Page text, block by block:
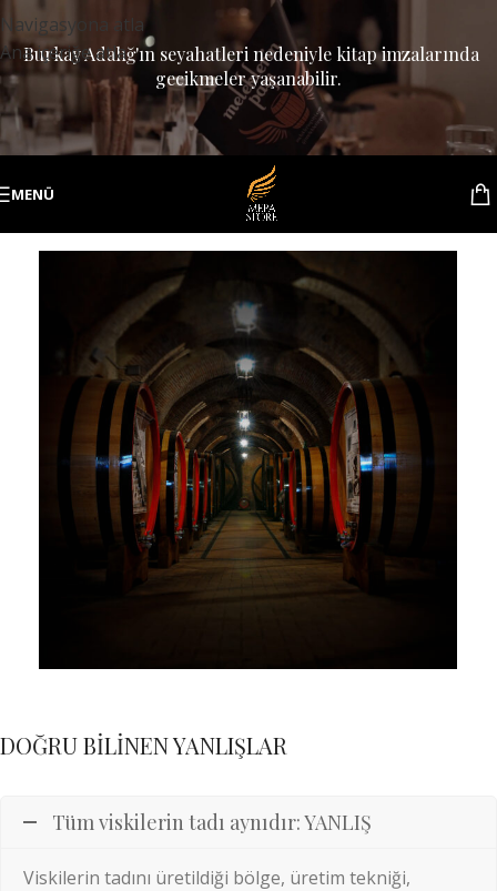
Navigasyona atla
Ana içeriğe atla
Burkay Adalığ'ın seyahatleri nedeniyle kitap imzalarında
gecikmeler yaşanabilir.
MENÜ
DOĞRU BİLİNEN YANLIŞLAR
Tüm viskilerin tadı aynıdır: YANLIŞ
Viskilerin tadını üretildiği bölge, üretim tekniği,